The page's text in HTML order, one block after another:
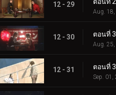
12 - 29
Aug.
12 - 30 ตอนที่
Aug.
12 - 31 ตอนที่
Sep. 01,